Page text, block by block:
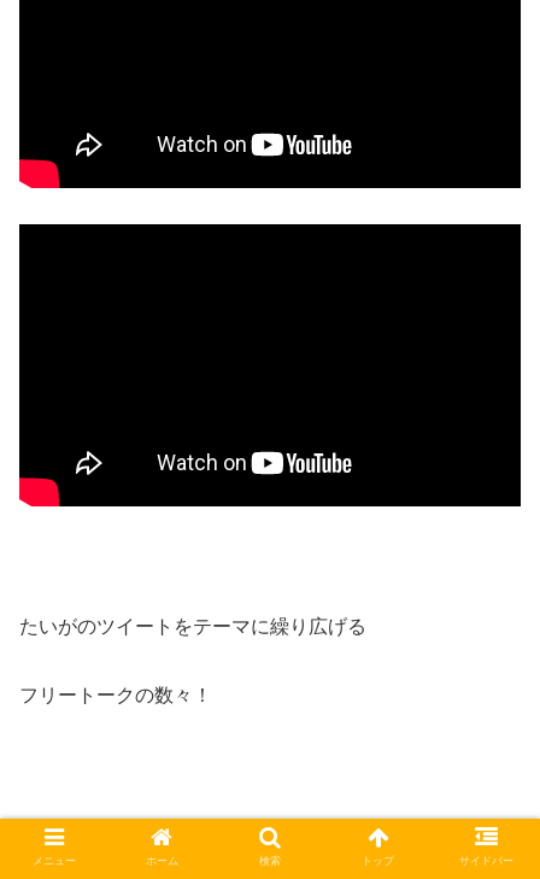
たいがのツイートをテーマに繰り広げる
フリートークの数々！
ぜひ、YouTube版「１日１ポジっ！」
メニュー ホーム 検索 トップ サイドバー